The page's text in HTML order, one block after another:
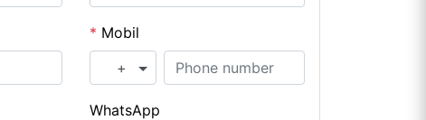
* Mobil
+
WhatsApp